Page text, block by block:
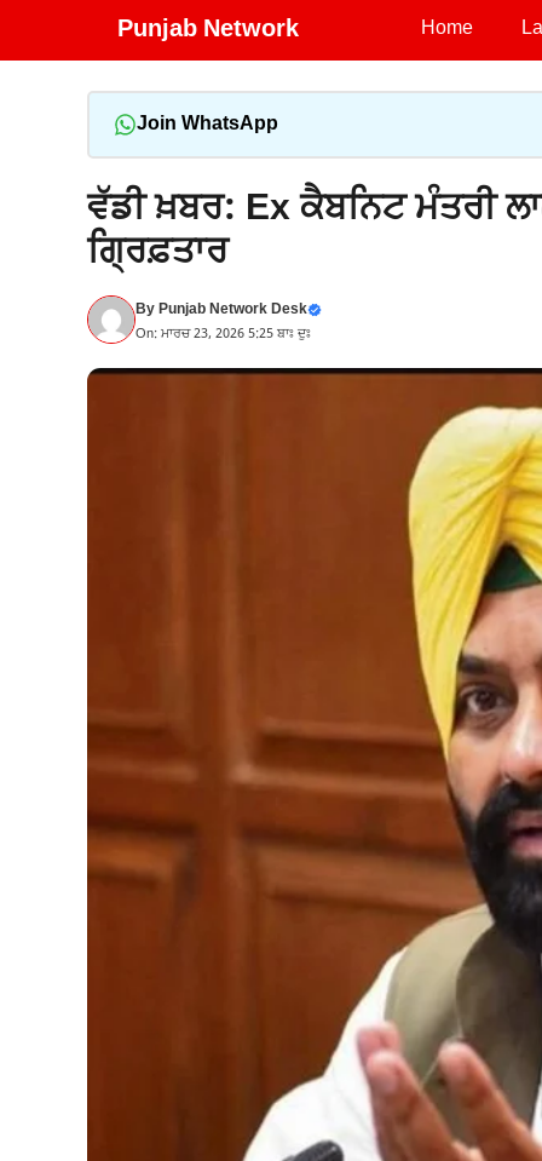
Punjab Network Home
Join WhatsApp
ਵੱਡੀ ਖ਼ਬਰ: Ex ਕੈਬਨਿਟ ਮੰਤਰੀ
ਗ੍ਰਿਫ਼ਤਾਰ
ByPunjab Network Desk
On: ਮਾਰਚ 23, 2026 5:25 ਬਾਃ ਦੁਃ